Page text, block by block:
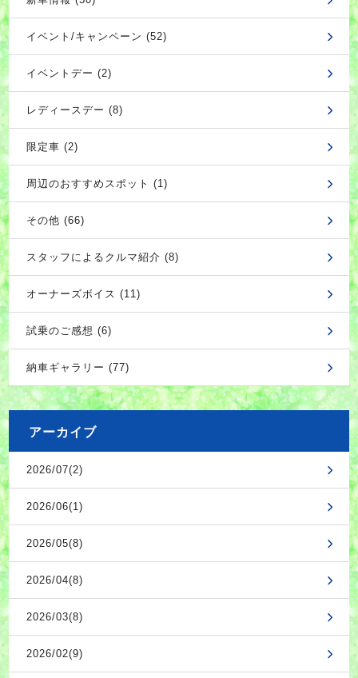
イベント/キャンペーン (52)
イベントデー (2)
レディースデー (8)
限定車 (2)
周辺のおすすめスポット (1)
その他 (66)
スタッフによるクルマ紹介 (8)
オーナーズボイス (11)
試乗のご感想 (6)
納車ギャラリー (77)
アーカイブ
2026/07(2)
2026/06(1)
2026/05(8)
2026/04(8)
2026/03(8)
2026/02(9)